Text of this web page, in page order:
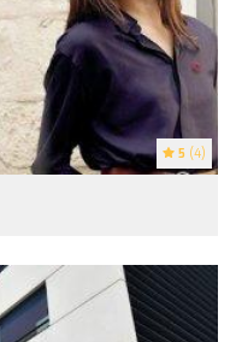
5 (4)